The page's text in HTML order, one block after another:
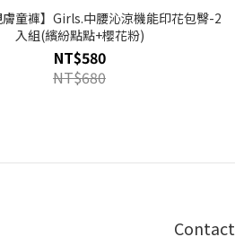
膚童褲】Girls.中腰沁涼機能印花包臀-2
入組(繽紛點點+櫻花粉)
NT$580
NT$680
Contact